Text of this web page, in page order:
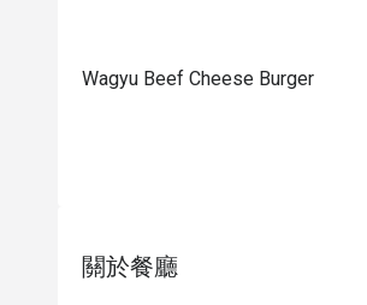
Wagyu Beef Cheese Burger
關於餐廳